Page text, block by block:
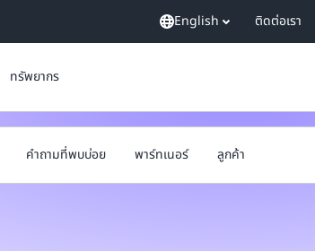
English ติดต่อเรา
ทรัพยากร
คำถามที่พบบ่อย พาร์ทเนอร์ ลูกค้า